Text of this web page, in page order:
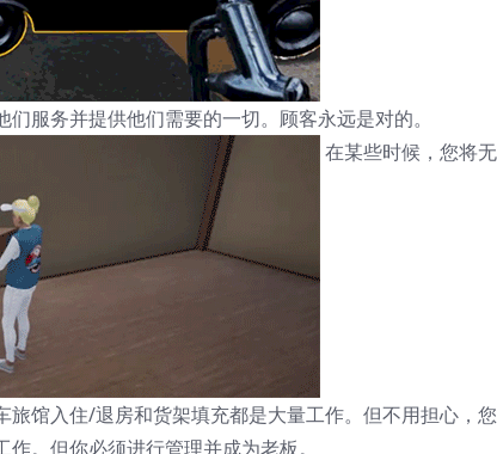
服务并提供他们需要的一切。顾客永远是对的。
在某些时候，您将
馆入住/退房和货架填充都是大量工作。但不用担心，
。但你必须进行管理并成为老板。